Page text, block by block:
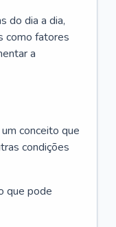
do dia a dia,
como fatores
a
conceito que
condições
que pode